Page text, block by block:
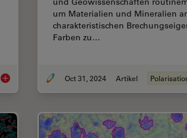
Deep Visual Proteomics Provides Precise Spatial
um Materialien und Mineralien
charakteristischen
Farben zu…
Oct 31, 2024 Artikel